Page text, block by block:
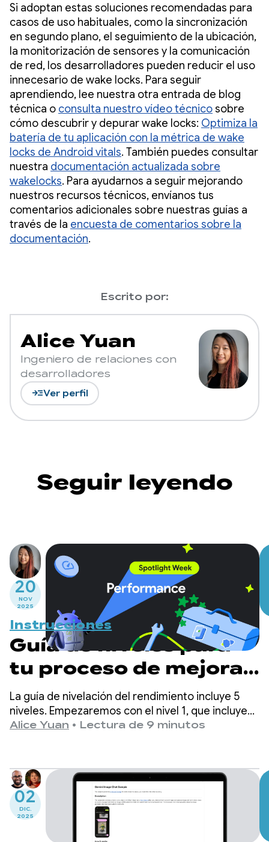
Si adoptan estas soluciones recomendadas para
casos de uso habituales, como la sincronización
en segundo plano, el seguimiento de la ubicación,
la monitorización de sensores y la comunicación
de red, los desarrolladores pueden reducir el uso
innecesario de wake locks. Para seguir
aprendiendo, lee nuestra otra entrada de blog
técnica o consulta nuestro vídeo técnicosobre
cómo descubrir y depurar wake locks: Optimiza la
batería de tu aplicación con la métrica de wake
locks de Android vitals. También puedes consultar
nuestra documentación actualizada sobre
wakelocks. Para ayudarnos a seguir mejorando
nuestros recursos técnicos, envíanos tus
comentarios adicionales sobre nuestras guías a
través de la encuesta de comentarios sobre la
documentación.
Escrito por:
Alice Yuan
Ingeniero de relaciones con
desarrolladores
read_moreVer perfil
Seguir leyendo
20
NOV
2025
Instrucciones
Guía de niveles para
tu proceso de mejora
del rendimiento
La guía de nivelación del rendimiento incluye 5
niveles. Empezaremos con el nivel 1, que incluye
herramientas de rendimiento que requieren un
recursos necesarios para mantener un marco de
rendimiento personalizado.
Alice Yuan • Lectura de 9 minutos
02
DIC.
2025